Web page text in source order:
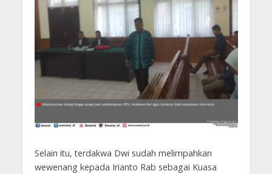
Selain itu, terdakwa Dwi sudah melimpahkan
wewenang kepada Irianto Rab sebagai Kuasa